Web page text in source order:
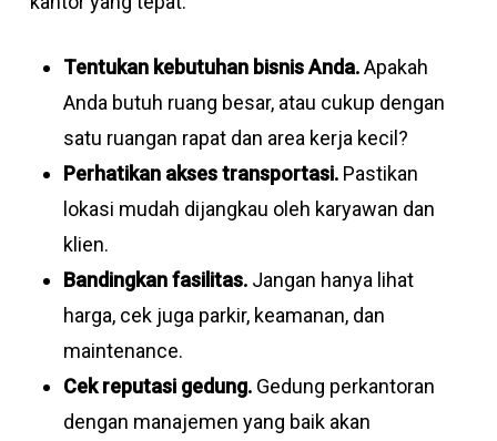
Tentukan kebutuhan bisnis Anda.Apakah
Anda butuh ruang besar, atau cukup dengan
satu ruangan rapat dan area kerja kecil?
Perhatikan akses transportasi.Pastikan
lokasi mudah dijangkau oleh karyawan dan
klien.
Bandingkan fasilitas.Jangan hanya lihat
harga, cek juga parkir, keamanan, dan
maintenance.
Cek reputasi gedung.Gedung perkantoran
dengan manajemen yang baik akan